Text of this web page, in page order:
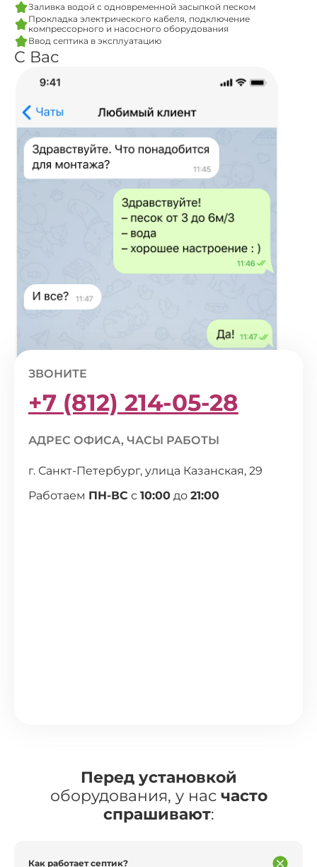
Заливка водой с одновременной засыпкой песком
Прокладка электрического кабеля, подключение
компрессорного и насосного оборудования
Ввод септика в эксплуатацию
С Вас
ЗВОНИТЕ
+7 (812) 214-05-28
АДРЕС ОФИСА, ЧАСЫ РАБОТЫ
г. Санкт-Петербург, улица Казанская, 29
Работаем ПН-ВС с 10:00 до 21:00
Перед установкой
оборудования, у нас часто
спрашивают:
Как работает септик?